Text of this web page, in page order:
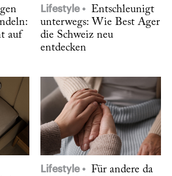
auf
Lifestyle
Entschleunigt
unterwegs: Wie Best Ager
die Schweiz neu
entdecken
Lifestyle
Für andere da